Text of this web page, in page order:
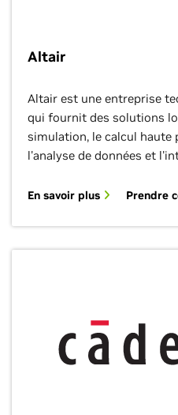
Altair
Altair est une entreprise
qui fournit des solutions
simulation, le calcul haute
l'analyse de données et
En savoir plus Prendre